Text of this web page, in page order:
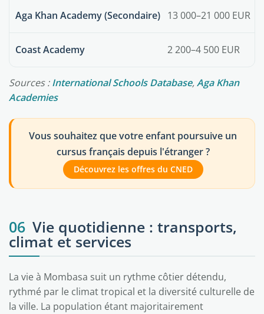
Aga Khan Academy (Secondaire) 13 000–21 000 EUR
Coast Academy 2 200–4 500 EUR
Sources :International Schools Database,Aga Khan
Academies
Vous souhaitez que votre enfant poursuive un
cursus français depuis l'étranger ?
Découvrez les offres du CNED
06 Vie quotidienne : transports,
climat et services
La vie à Mombasa suit un rythme côtier détendu,
rythmé par le climat tropical et la diversité culturelle de
la ville. La population étant majoritairement